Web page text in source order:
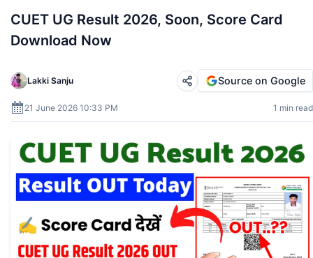
CUET UG Result 2026, Soon, Score Card
Download Now
Lakki Sanju
21 June 2026 10:33 PM 1 min read
Source on Google